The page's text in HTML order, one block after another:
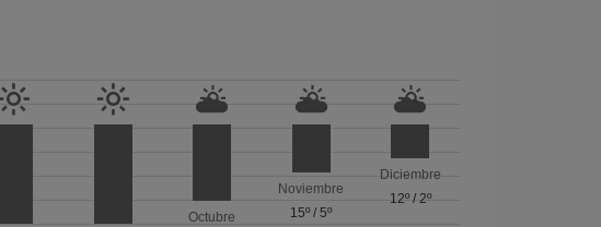
Octubre
Noviembre
15º /5º
Diciembre
12º/ 2º